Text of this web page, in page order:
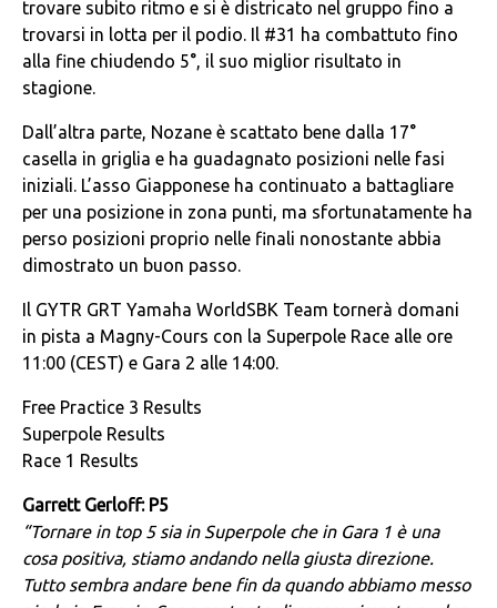
trovare subito ritmo e si è districato nel gruppo fino a
trovarsi in lotta per il podio. Il #31 ha combattuto fino
alla fine chiudendo 5°, il suo miglior risultato in
stagione.
Dall’altra parte, Nozane è scattato bene dalla 17°
casella in griglia e ha guadagnato posizioni nelle fasi
iniziali. L’asso Giapponese ha continuato a battagliare
per una posizione in zona punti, ma sfortunatamente ha
perso posizioni proprio nelle finali nonostante abbia
dimostrato un buon passo.
Il GYTR GRT Yamaha WorldSBK Team tornerà domani
in pista a Magny-Cours con la Superpole Race alle ore
11:00 (CEST) e Gara 2 alle 14:00.
Free Practice 3 Results
Superpole Results
Race 1 Results
Garrett Gerloff: P5
“Tornare in top 5 sia in Superpole che in Gara 1 è una
cosa positiva, stiamo andando nella giusta direzione.
Tutto sembra andare bene fin da quando abbiamo messo